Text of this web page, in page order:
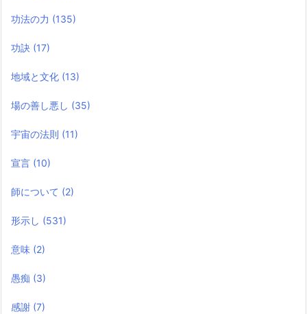
功法の力 (135)
功訣 (17)
地域と文化 (13)
場の善し悪し (35)
宇宙の法則 (11)
宣言 (10)
師について (2)
形示し (531)
意味 (2)
愚痴 (3)
感謝 (7)